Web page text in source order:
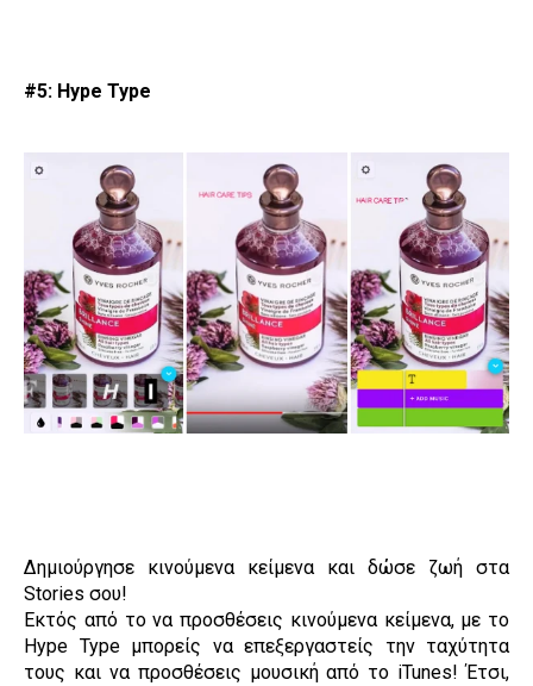
#5: Hype Type
Δημιούργησε κινούμενα κείμενα και δώσε ζωή στα
Stories σου!
Εκτός από το να προσθέσεις κινούμενα κείμενα, με το
Hype Type μπορείς να επεξεργαστείς την ταχύτητα
τους και να προσθέσεις μουσική από το iTunes! Έτσι,